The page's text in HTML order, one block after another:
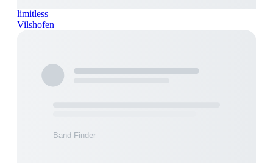
limitless
Vilshofen